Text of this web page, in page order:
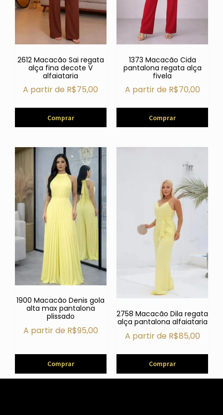
2612 Macacão Sai regata
alça fina decote V
alfaiataria
A partir de R$75,00
Comprar
1373 Macacão Cida
pantalona regata alça
fivela
A partir de R$70,00
Comprar
1900 Macacão Denis gola
alta max pantalona
plissado
A partir de R$95,00
Comprar
2758 Macacão Dila regata
alça pantalona alfaiataria
A partir de R$85,00
Comprar